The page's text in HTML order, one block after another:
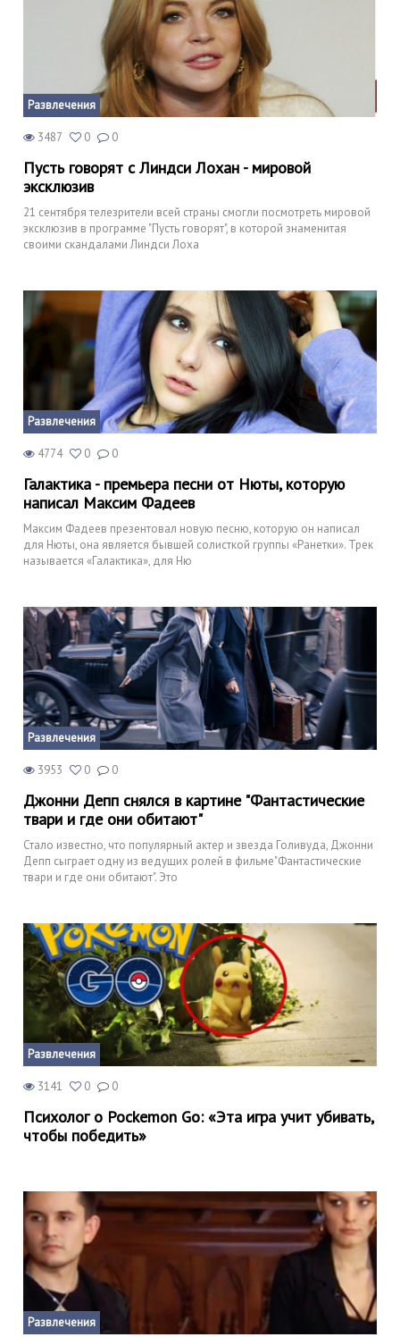
Развлечения
3487 0 0
Пусть говорят с Линдси Лохан - мировой
эксклюзив
21 сентября телезрители всей страны смогли посмотреть мировой
эксклюзив в программе "Пусть говорят", в которой знаменитая
своими скандалами Линдси Лоха
Развлечения
4774 0 0
Галактика - премьера песни от Нюты, которую
написал Максим Фадеев
Максим Фадеев презентовал новую песню, которую он написал
для Нюты, она является бывшей солисткой группы «Ранетки». Трек
называется «Галактика», для Ню
Развлечения
3953 0 0
Джонни Депп снялся в картине "Фантастические
твари и где они обитают"
Стало известно, что популярный актер и звезда Голивуда, Джонни
Депп сыграет одну из ведущих ролей в фильме"Фантастические
твари и где они обитают". Это
Развлечения
3141 0 0
Психолог о Pockemon Go: «Эта игра учит убивать,
чтобы победить»
Развлечения